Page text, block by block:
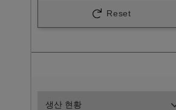
Reset
생산 현황